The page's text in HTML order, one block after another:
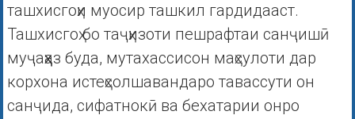
ташхисгоҳи муосир ташкил гардидааст.
Ташхисгоҳ бо таҷҳизоти пешрафтаи санҷишӣ
муҷаҳҳаз буда, мутахассисон маҳсулоти дар
корхона истеҳсолшавандаро тавассути он
санҷида, сифатнокӣ ва бехатарии онро